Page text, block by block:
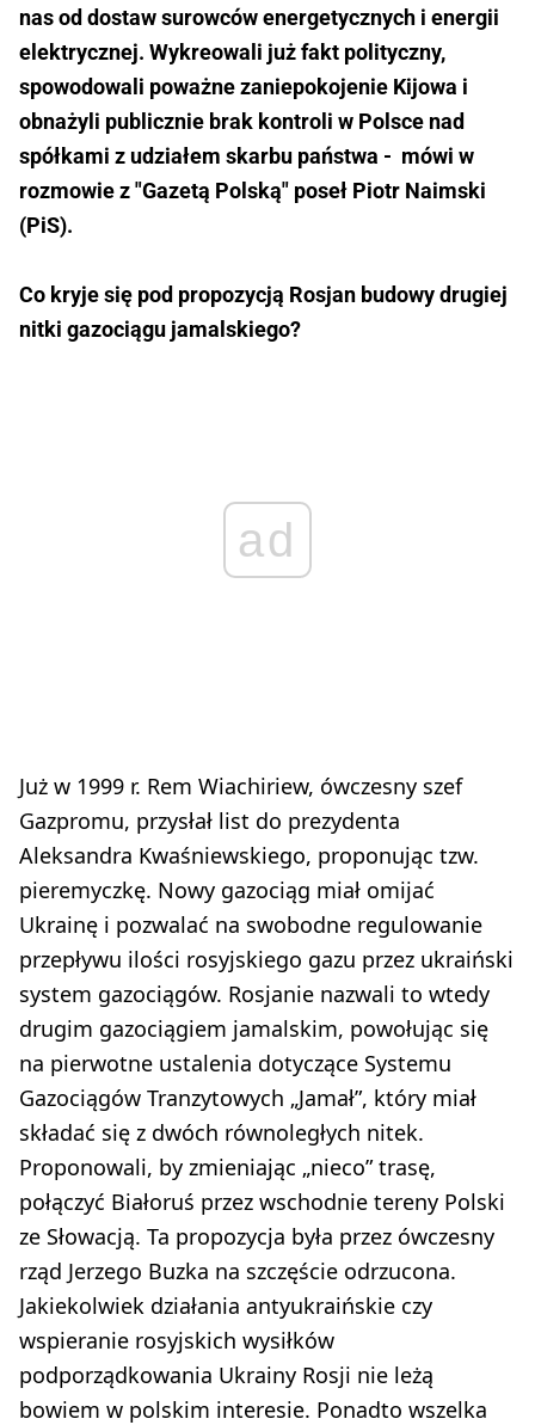
nas od dostaw surowców energetycznych i energii
elektrycznej. Wykreowali już fakt polityczny,
spowodowali poważne zaniepokojenie Kijowa i
obnażyli publicznie brak kontroli w Polsce nad
spółkami z udziałem skarbu państwa - mówi w
rozmowie z "Gazetą Polską" poseł Piotr Naimski
(PiS).
Co kryje się pod propozycją Rosjan budowy drugiej
nitki gazociągu jamalskiego?
ad
Już w 1999 r. Rem Wiachiriew, ówczesny szef
Gazpromu, przysłał list do prezydenta
Aleksandra Kwaśniewskiego, proponując tzw.
pieremyczkę. Nowy gazociąg miał omijać
Ukrainę i pozwalać na swobodne regulowanie
przepływu ilości rosyjskiego gazu przez ukraiński
system gazociągów. Rosjanie nazwali to wtedy
drugim gazociągiem jamalskim, powołując się
na pierwotne ustalenia dotyczące Systemu
Gazociągów Tranzytowych „Jamał”, który miał
składać się z dwóch równoległych nitek.
Proponowali, by zmieniając „nieco” trasę,
połączyć Białoruś przez wschodnie tereny Polski
ze Słowacją. Ta propozycja była przez ówczesny
rząd Jerzego Buzka na szczęście odrzucona.
Jakiekolwiek działania antyukraińskie czy
wspieranie rosyjskich wysiłków
podporządkowania Ukrainy Rosji nie leżą
bowiem w polskim interesie. Ponadto wszelka